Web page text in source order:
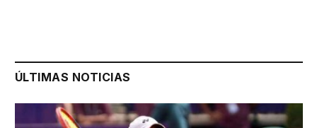
ÚLTIMAS NOTICIAS